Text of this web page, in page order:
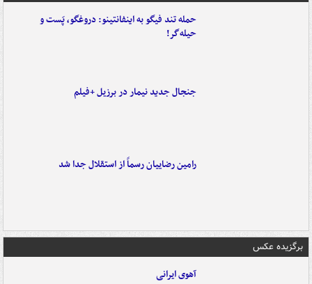
حمله تند فیگو به اینفانتینو: دروغگو، پَست‌ و
حیله‌گر!
جنجال جدید نیمار در برزیل +فیلم
رامین رضاییان رسماً از استقلال جدا شد
برگزیده عکس
آهوی ایرانی